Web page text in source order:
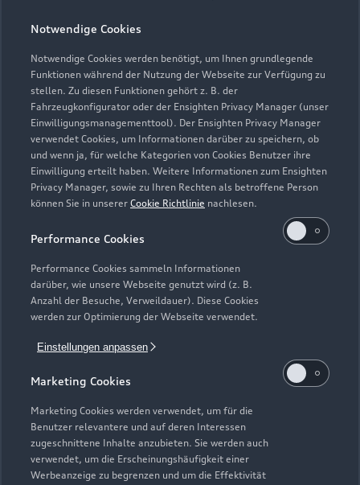
Notwendige Cookies
Notwendige Cookies werden benötigt, um Ihnen grundlegende
Funktionen während der Nutzung der Webseite zur Verfügung zu
stellen. Zu diesen Funktionen gehört z. B. der
Fahrzeugkonfigurator oder der Ensighten Privacy Manager (unser
Einwilligungsmanagementtool). Der Ensighten Privacy Manager
verwendet Cookies, um Informationen darüber zu speichern, ob
und wenn ja, für welche Kategorien von Cookies Benutzer ihre
Einwilligung erteilt haben. Weitere Informationen zum Ensighten
Privacy Manager, sowie zu Ihren Rechten als betroffene Person
können Sie in unserer Cookie Richtlinie nachlesen.
Performance Cookies
Performance Cookies sammeln Informationen
darüber, wie unsere Webseite genutzt wird (z. B.
Anzahl der Besuche, Verweildauer). Diese Cookies
werden zur Optimierung der Webseite verwendet.
Einstellungen anpassen
Marketing Cookies
Marketing Cookies werden verwendet, um für die
Benutzer relevantere und auf deren Interessen
zugeschnittene Inhalte anzubieten. Sie werden auch
verwendet, um die Erscheinungshäufigkeit einer
Werbeanzeige zu begrenzen und um die Effektivität
Teile- und Zubehörverkauf
Geschlossen,öffnet am Montag 06:30
Zurück nach oben
Modelle
Elektromodelle
Plug-in-Hybride
Neuwagensuche
Gebrauchtwagensuche
Geschäftskunden
Service & Zubehör
Saisonale Angebote
Audi Services
Garantie
Audi digital services
myAudi
Support
Audi Code
Häufige Fragen (FAQ)
Über Audi
Unternehmen
Karriere
Investor Relations